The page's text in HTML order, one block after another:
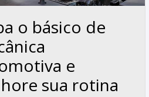
o básico de
e
sua rotina